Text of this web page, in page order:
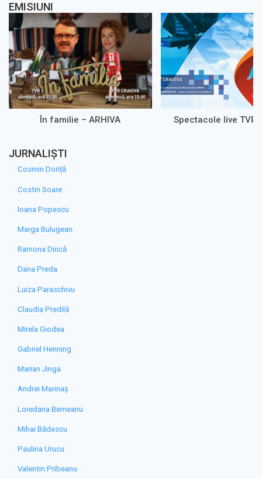
EMISIUNI
În familie – ARHIVA Spectacole live TVR
JURNALIȘTI
Cosmin Doriță
Costin Soare
Ioana Popescu
Marga Bulugean
Ramona Dincă
Dana Preda
Luiza Paraschivu
Claudia Predilă
Mirela Giodea
Gabriel Henning
Marian Jinga
Andrei Marinaș
Loredana Berneanu
Mihai Bădescu
Paulina Urucu
Valentin Pribeanu